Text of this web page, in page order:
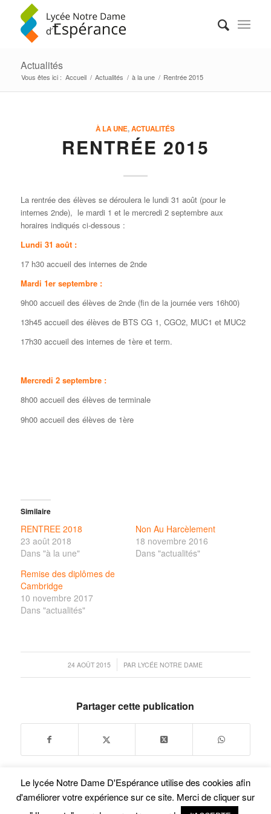
Actualités
Vous êtes ici : Accueil / Actualités / à la une / Rentrée 2015
À LA UNE,ACTUALITÉS
RENTRÉE 2015
La rentrée des élèves se déroulera le lundi 31 août (pour le
internes 2nde), le mardi 1 et le mercredi 2 septembre aux
horaires indiqués ci-dessous :
Lundi 31 août :
17 h30 accueil des internes de 2nde
Mardi 1er septembre :
9h00 accueil des élèves de 2nde (fin de la journée vers 16h00)
13h45 accueil des élèves de BTS CG 1, CGO2, MUC1 et MUC2
17h30 accueil des internes de 1ère et term.
Mercredi 2 septembre :
8h00 accueil des élèves de terminale
9h00 accueil des élèves de 1ère
Similaire
RENTREE 2018
23 août 2018
Dans "à la une"
Non Au Harcèlement
18 novembre 2016
Dans "actualités"
Remise des diplômes de
Cambridge
10 novembre 2017
Dans "actualités"
24 AOÛT 2015
/ PAR LYCÉE NOTRE DAME
Partager cette publication
Le lycée Notre Dame D'Espérance utilise des cookies afin
d'améliorer votre expérience sur ce site. Merci de cliquer sur